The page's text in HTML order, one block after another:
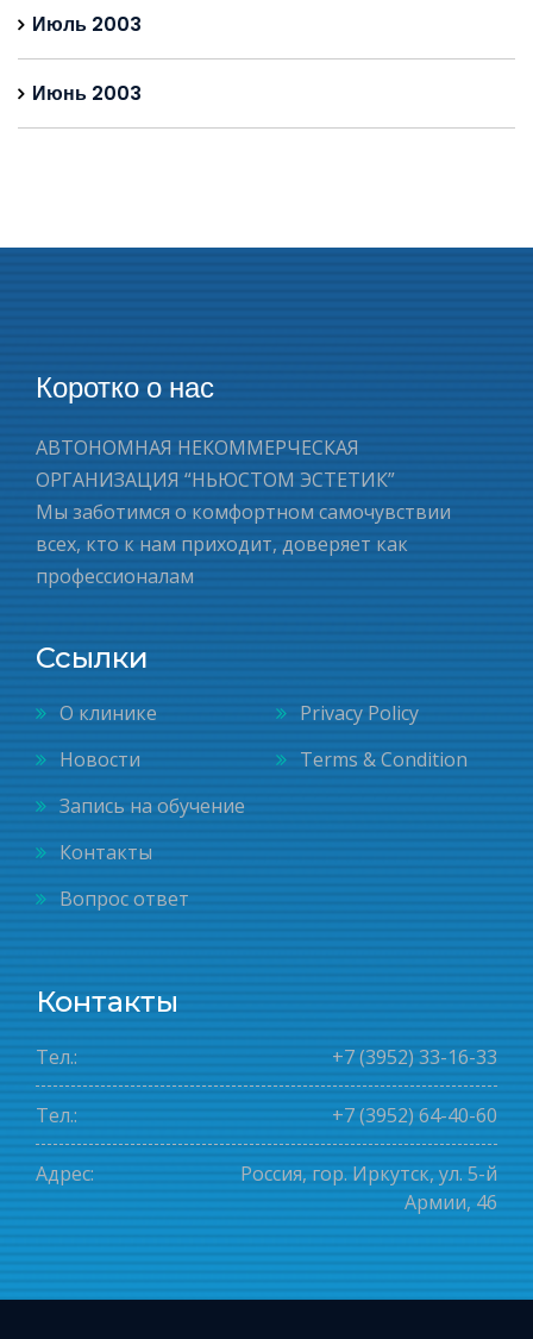
Июль 2003
Июнь 2003
Коротко о нас
АВТОНОМНАЯ НЕКОММЕРЧЕСКАЯ
ОРГАНИЗАЦИЯ “НЬЮСТОМ ЭСТЕТИК”
Мы заботимся о комфортном самочувствии
всех, кто к нам приходит, доверяет как
профессионалам
Ссылки
О клинике
Новости
Запись на обучение
Контакты
Вопрос ответ
Privacy Policy
Terms & Condition
Контакты
Тел.: +7 (3952) 33-16-33
Тел.: +7 (3952) 64-40-60
Адрес:
Россия, гор. Иркутск, ул. 5-й
Армии, 46